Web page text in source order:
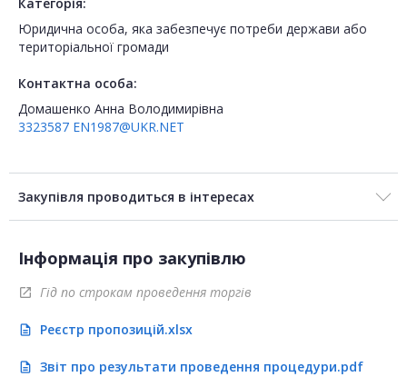
Юридична особа, яка забезпечує потреби держави або
територіальної громади
Контактна особа:
Домашенко Анна Володимирівна
3323587 EN1987@UKR.NET
Закупівля проводиться в інтересах
Інформація про закупівлю
open_in_new Гід по строкам проведення торгів
description Реєстр пропозицій.xlsx
description Звіт про результати проведення процедури.pdf